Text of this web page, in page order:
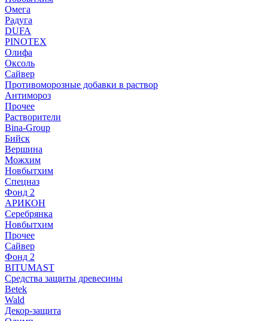
Омега
Радуга
DUFA
PINOTEX
Олифа
Оксоль
Сайвер
Противоморозные добавки в раствор
Антимороз
Прочее
Растворители
Bina-Group
Бийск
Вершина
Можхим
Новбытхим
Спецназ
Фонд 2
АРИКОН
Серебрянка
Новбытхим
Прочее
Сайвер
Фонд 2
BITUMAST
Средства защиты древесины
Betek
Wald
Декор-защита